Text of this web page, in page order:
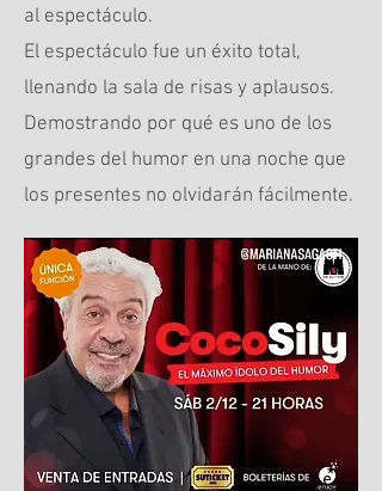
al espectáculo.
El espectáculo fue un éxito total,
llenando la sala de risas y aplausos.
Demostrando por qué es uno de los
grandes del humor en una noche que
los presentes no olvidarán fácilmente.